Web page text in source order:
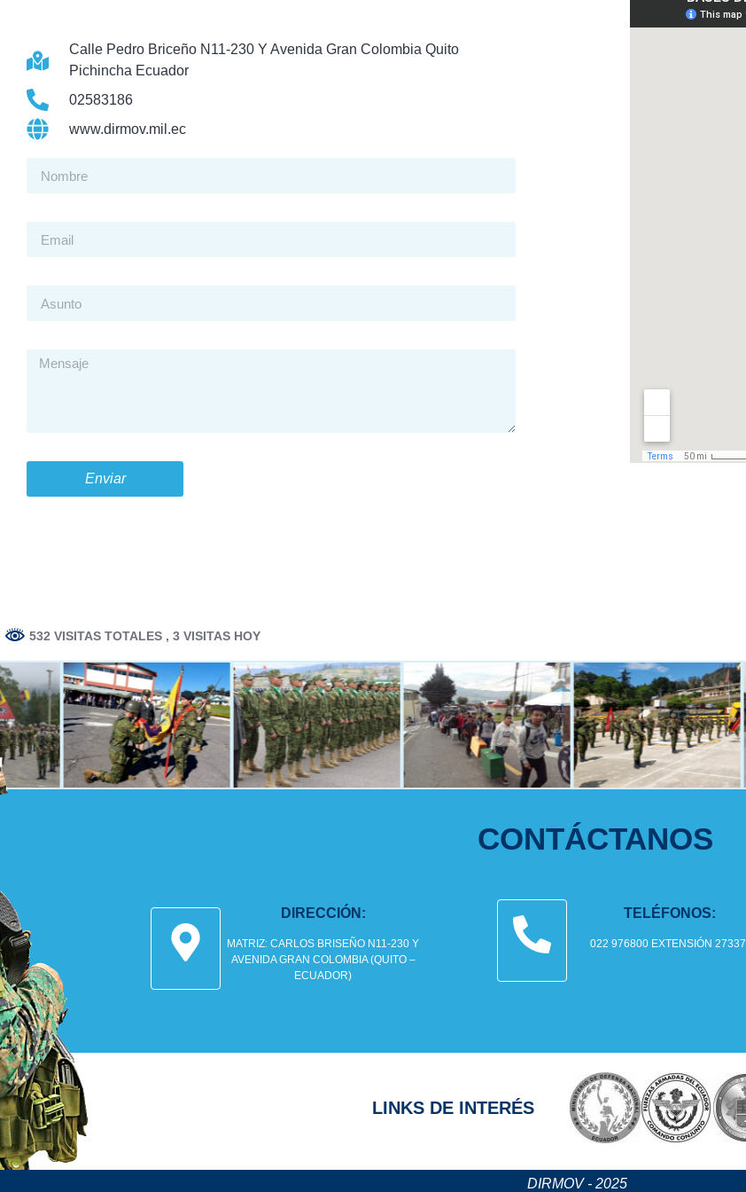
Calle Pedro Briceño N11-230 Y Avenida Gran Colombia Quito
Pichincha Ecuador
02583186
www.dirmov.mil.ec
Enviar
532 VISITAS TOTALES , 3 VISITAS HOY
CONTÁCTANOS
DIRECCIÓN:
MATRIZ: CARLOS BRISEÑO N11-230 Y
AVENIDA GRAN COLOMBIA (QUITO –
ECUADOR)
TELÉFONOS:
022 976800 EXTENSIÓN 27337
LINKS DE INTERÉS
DIRMOV - 2025